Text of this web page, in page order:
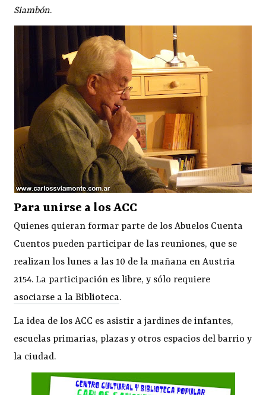
Siambón.
Para unirse a los ACC
Quienes quieran formar parte de los Abuelos Cuenta
Cuentos pueden participar de las reuniones, que se
realizan los lunes a las 10 de la mañana en Austria
2154. La participación es libre, y sólo requiere
asociarse a la Biblioteca.
La idea de los ACC es asistir a jardines de infantes,
escuelas primarias, plazas y otros espacios del barrio y
la ciudad.